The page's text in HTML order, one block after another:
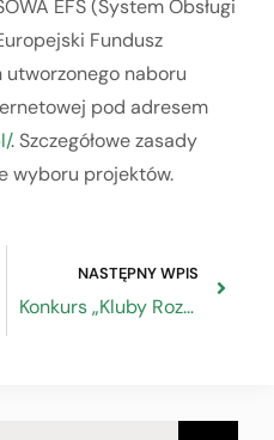
EFS (System Obsługi
Fundusz
utworzonego naboru
pod adresem
. Szczegółowe zasady
wyboru projektów.
NASTĘPNY WPIS
Konkurs „Kluby Rozwoju Cyfrowego” – spotkanie informacyjne